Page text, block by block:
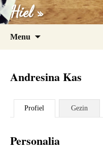
Hiel »
Menu
Andresina Kas
Profiel Gezin
Personalia